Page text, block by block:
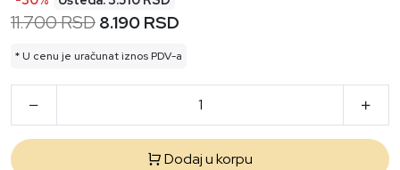
11.700 RSD8.190 RSD
* U cenu je uračunat iznos PDV-a
Dodaj u korpu